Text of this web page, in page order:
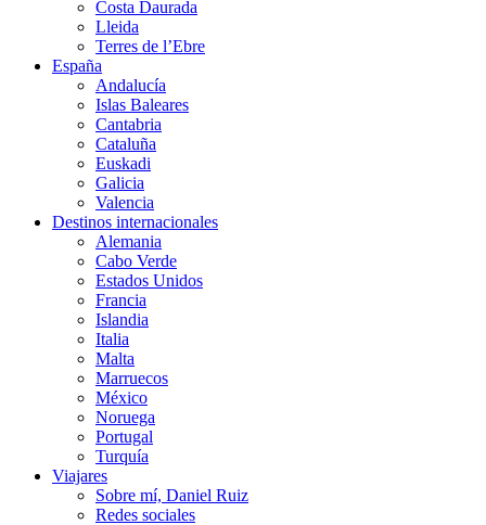
Costa Daurada
Lleida
Terres de l’Ebre
España
Andalucía
Islas Baleares
Cantabria
Cataluña
Euskadi
Galicia
Valencia
Destinos internacionales
Alemania
Cabo Verde
Estados Unidos
Francia
Islandia
Italia
Malta
Marruecos
México
Noruega
Portugal
Turquía
Viajares
Sobre mí, Daniel Ruiz
Redes sociales